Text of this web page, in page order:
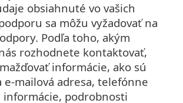
obsiahnuté vo vašich
sa môžu vyžadovať na
Podľa toho, akým
rozhodnete kontaktovať,
informácie, ako sú
e-mailová adresa, telefónne
informácie, podrobnosti